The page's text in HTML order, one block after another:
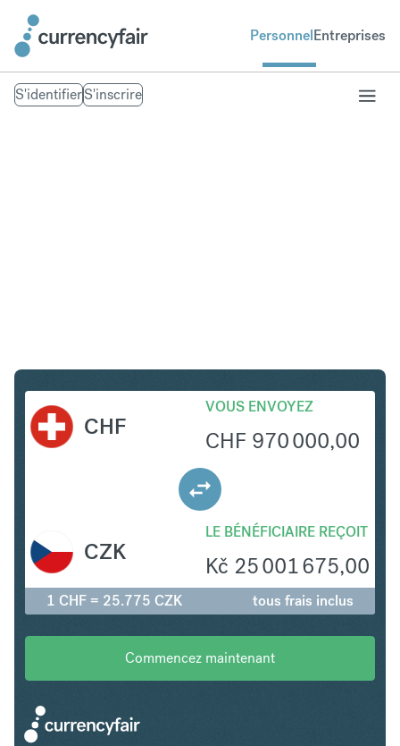
PersonnelEntreprises
S'identifierS'inscrire
CHF
VOUS ENVOYEZ
CHF 970 000,00
LE BÉNÉFICIAIRE REÇOIT
Kč 25 001 675,00
CZK
1 CHF = 25.775 CZK tous frais inclus
Commencez maintenant